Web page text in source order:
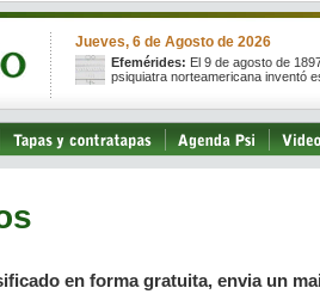
Jueves, 6 de Agosto de 2026
Efemérides: El 9 de agosto de
psiquiatra norteamericana inventó
en forma gratuita, envia un